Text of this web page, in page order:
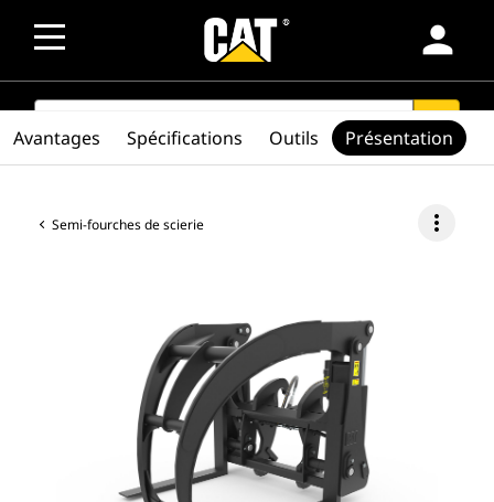
person
SEARCH search
Semi-fourches de scierie more_vert
Avantages Spécifications Outils Présentation